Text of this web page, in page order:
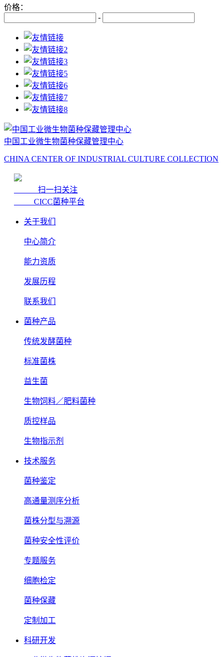
价格：
-
中国工业微生物菌种保藏管理中心
CHINA CENTER OF INDUSTRIAL CULTURE COLLECTION
扫一扫关注
CICC菌种平台
关于我们
中心简介
能力资质
发展历程
联系我们
菌种产品
传统发酵菌种
标准菌株
益生菌
生物饲料／肥料菌种
质控样品
生物指示剂
技术服务
菌种鉴定
高通量测序分析
菌株分型与溯源
菌种安全性评价
专题服务
细胞检定
菌种保藏
定制加工
科研开发